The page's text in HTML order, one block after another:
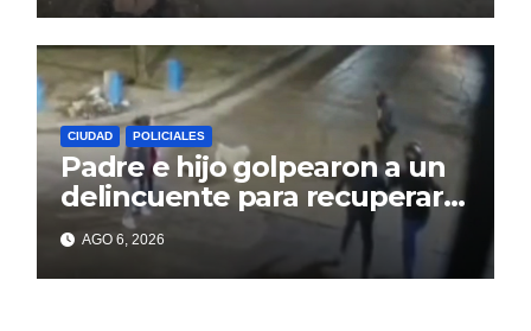
CIUDAD POLICIALES
Padre e hijo golpearon a un
delincuente para recuperar
un celular robado en Berisso
AGO 6, 2026